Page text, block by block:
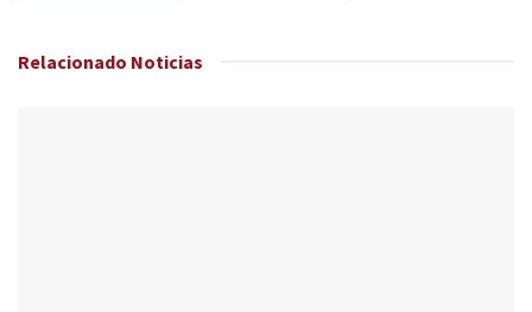
Relacionado Noticias